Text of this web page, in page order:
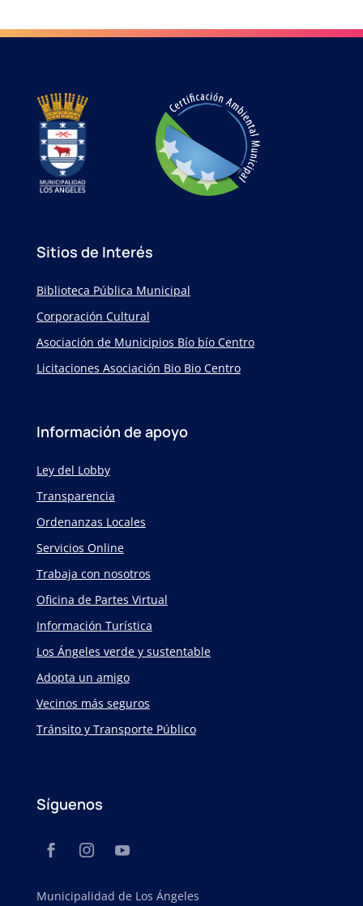
Sitios de Interés
Biblioteca Pública Municipal
Corporación Cultural
Asociación de Municipios Bío bío Centro
Licitaciones Asociación Bio Bio Centro
Información de apoyo
Ley del Lobby
Transparencia
Ordenanzas Locales
Servicios Online
Trabaja con nosotros
Oficina de Partes Virtual
Información Turística
Los Ángeles verde y sustentable
Adopta un amigo
Vecinos más seguros
Tránsito y Transporte Público
Síguenos
Municipalidad de Los Ángeles